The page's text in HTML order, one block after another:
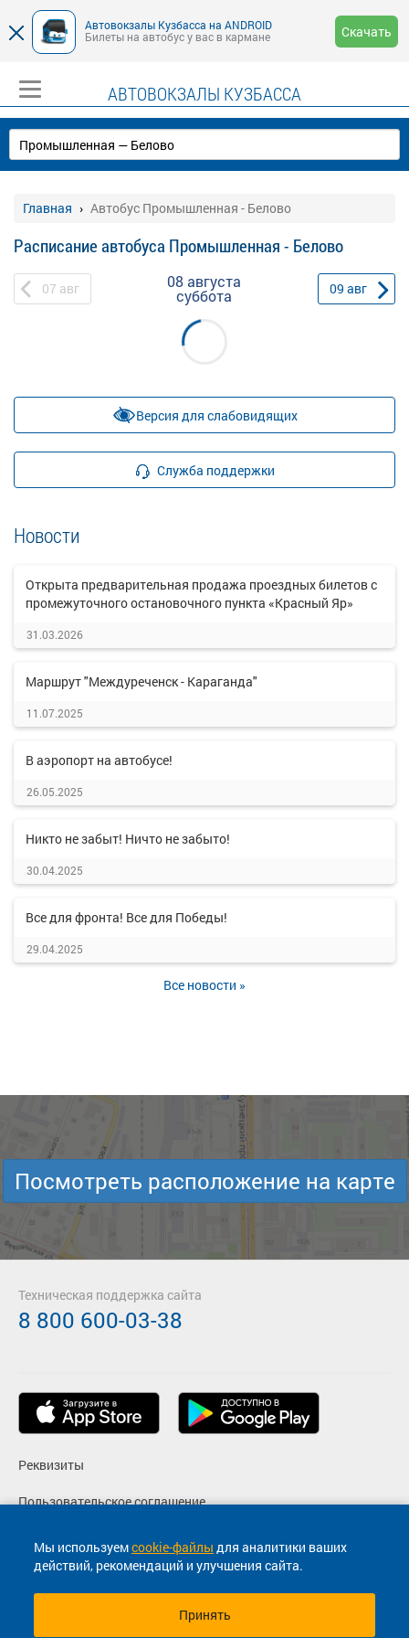
Автовокзалы Кузбасса на ANDROID
Билеты на автобус у вас в кармане
Скачать
АВТОВОКЗАЛЫ КУЗБАССА
Главная Автобус Промышленная - Белово
Расписание автобуса Промышленная - Белово
07 авг 08 августа
суббота 09 авг
Версия для слабовидящих
Служба поддержки
Новости
Открыта предварительная продажа проездных билетов с
промежуточного остановочного пункта «Красный Яр»
31.03.2026
Маршрут "Междуреченск - Караганда"
11.07.2025
В аэропорт на автобусе!
26.05.2025
Никто не забыт! Ничто не забыто!
30.04.2025
Все для фронта! Все для Победы!
29.04.2025
Все новости »
Мы используемcookie-файлы для аналитики ваших
действий, рекомендаций и улучшения сайта.
Принять
Посмотреть расположение на карте
Реквизиты
Пользовательское соглашение
Политика конфиденциальности
Согласие на маркетинговые сообщения
Техническая поддержка сайта
8 800 600-03-38
© 2013-2026, ООО "Капитал"- Онлайн сервис продажи